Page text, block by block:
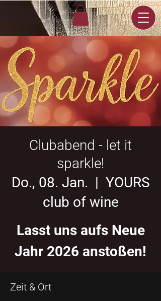
Clubabend - let it
sparkle!
Do., 08. Jan.
  |
YOURS
club of wine
Lasst uns aufs Neue
Jahr 2026 anstoßen!
Zeit & Ort